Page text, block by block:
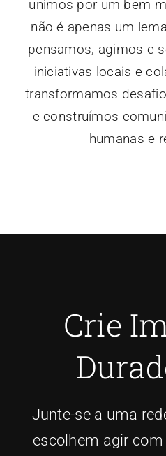
unimos por um bem
não é apenas um
pensamos, agimos e
iniciativas locais e
transformamos
e construímos
humanas e
Crie
Junte-se a uma
escolhem agir